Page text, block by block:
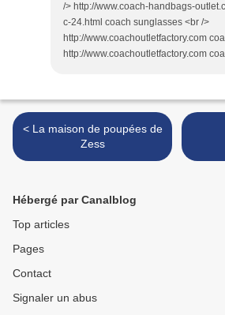
/> http://www.coach-handbags-
c-24.html coach sunglasses <br />
http://www.coachoutletfactory.com
http://www.coachoutletfactory.com
< La maison de poupées de
Zess
Hébergé par Canalblog
Top articles
Pages
Contact
Signaler un abus